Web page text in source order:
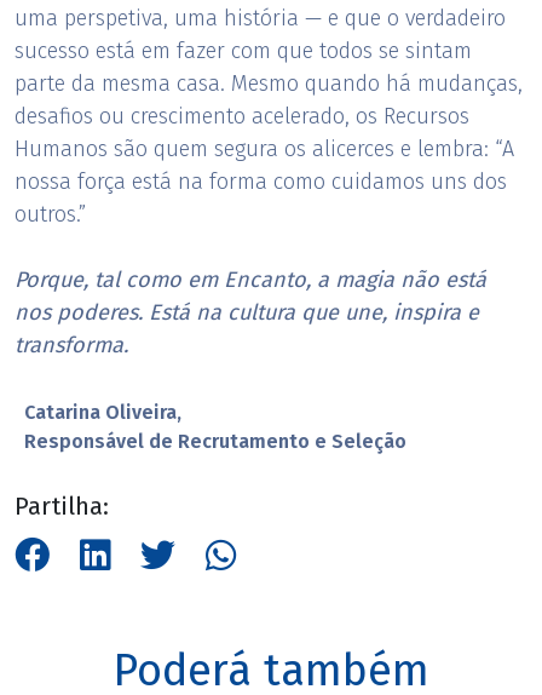
uma perspetiva, uma história — e que o verdadeiro
sucesso está em fazer com que todos se sintam
parte da mesma casa. Mesmo quando há mudanças,
desafios ou crescimento acelerado, os Recursos
Humanos são quem segura os alicerces e lembra: “A
nossa força está na forma como cuidamos uns dos
outros.”
Porque, tal como em Encanto, a magia não está
nos poderes. Está na cultura que une, inspira e
transforma.
Catarina Oliveira,
Responsável de Recrutamento e Seleção
Partilha:
Poderá também